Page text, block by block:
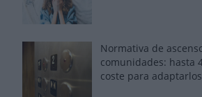
Normativa de
comunidades: hasta
coste para adaptarlos